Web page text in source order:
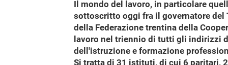
Il mondo del lavoro, in particolare
sottoscritto oggi fra il governatore del
della Federazione trentina della
lavoro nel triennio di tutti gli indirizzi
dell'istruzione e formazione
Si tratta di 31 istituti, di cui 6 paritari,